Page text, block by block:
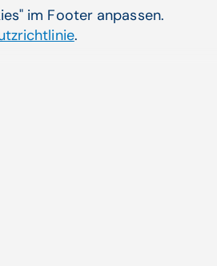
Verwandte
im Footer anpassen.
.